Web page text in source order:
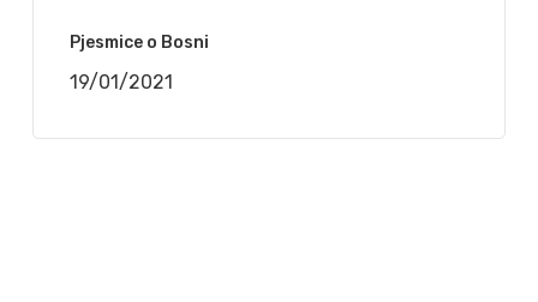
Pjesmice o Bosni
19/01/2021